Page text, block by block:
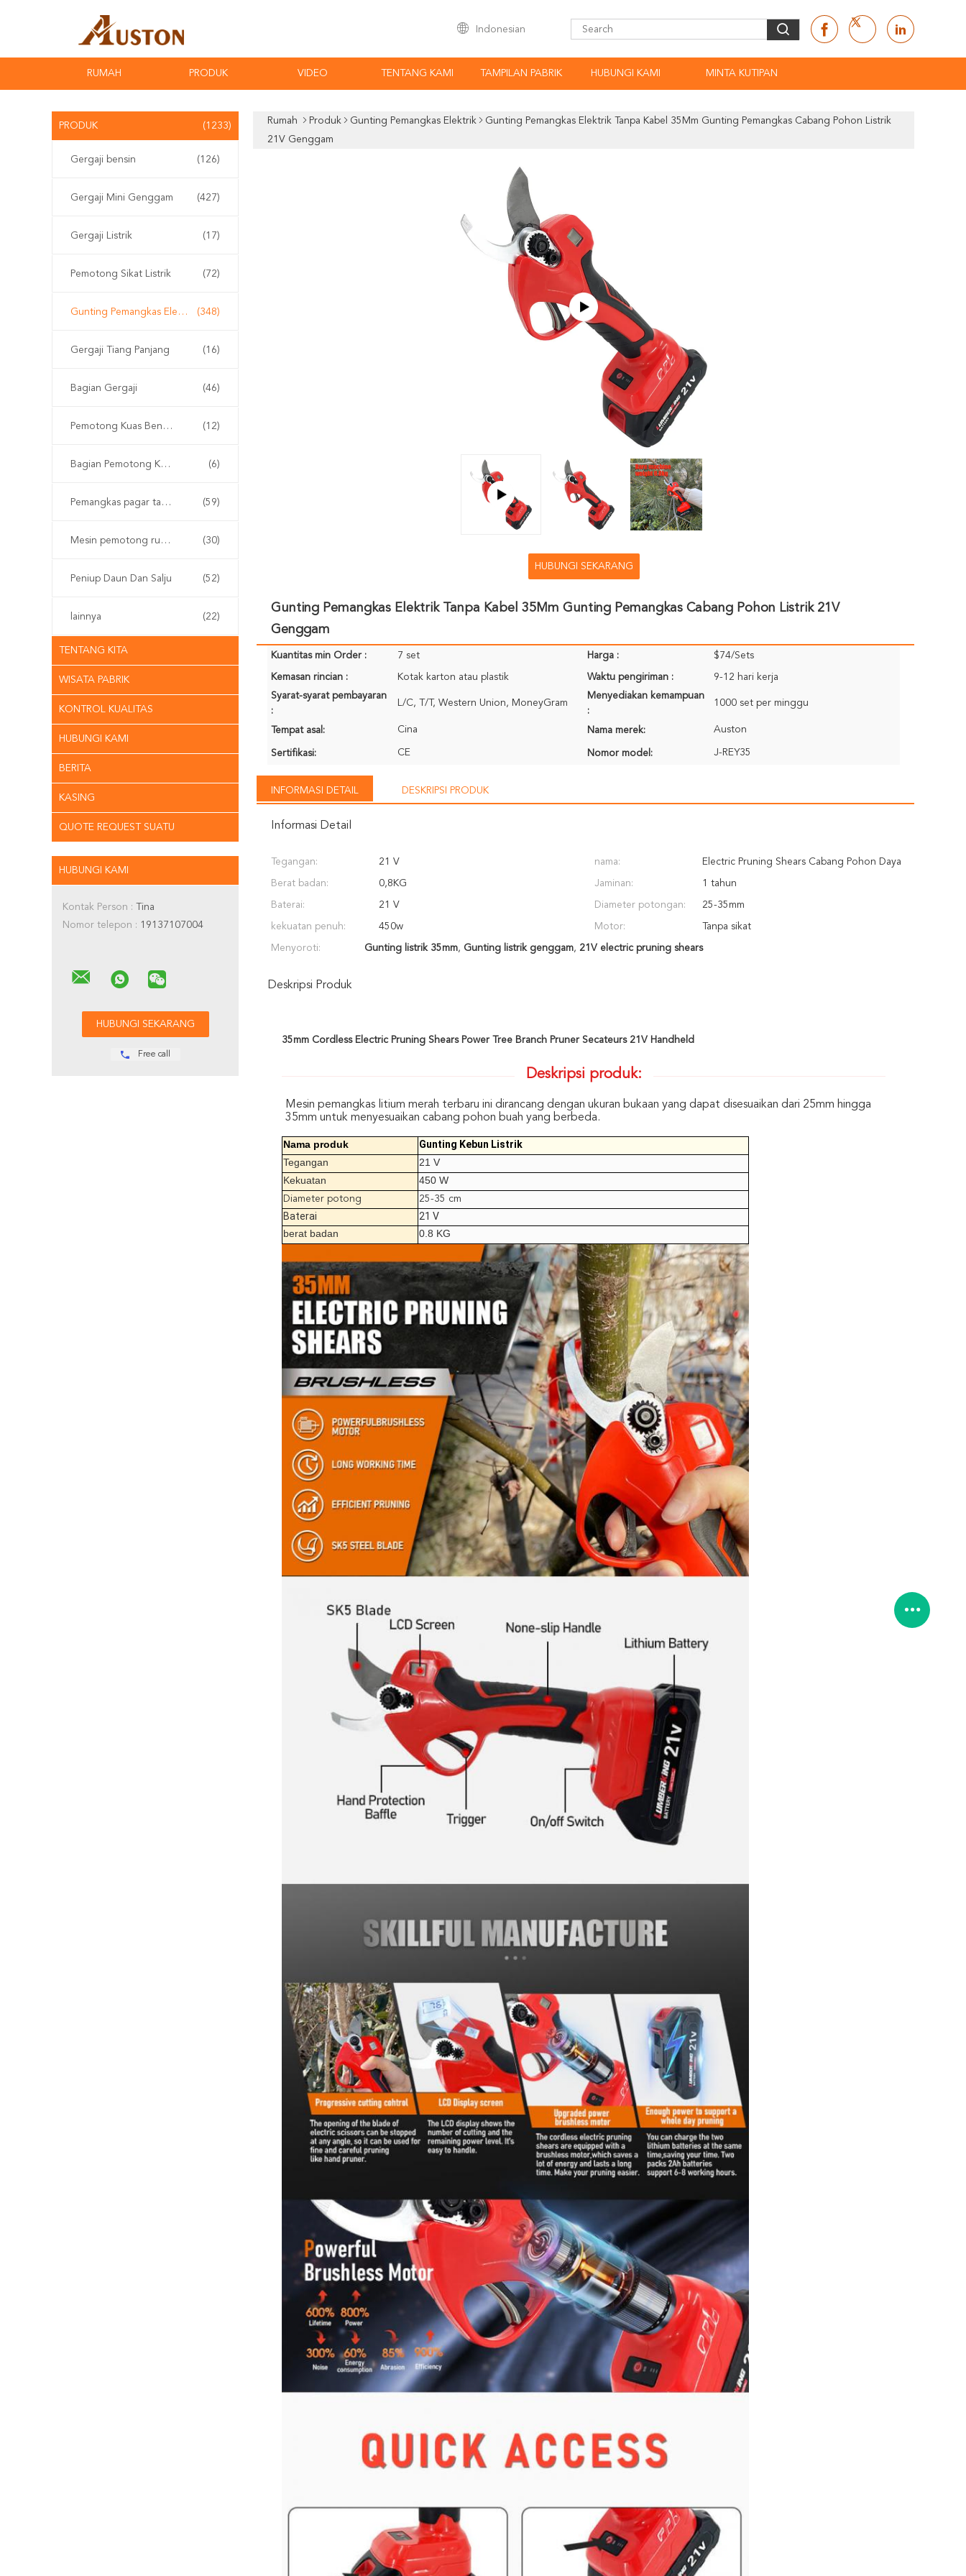
Indonesian
RUMAH PRODUK VIDEO TENTANG KAMI TAMPILAN PABRIK HUBUNGI KAMI MINTA KUTIPAN
PRODUK (1233)
Gergaji bensin (126)
Gergaji Mini Genggam (427)
Gergaji Listrik (17)
Pemotong Sikat Listrik (72)
Gunting Pemangkas Elektrik (348)
Gergaji Tiang Panjang (16)
Bagian Gergaji (46)
Pemotong Kuas Bensin (12)
Bagian Pemotong Kuas (6)
Pemangkas pagar tanpa kabel (59)
Mesin pemotong rumput (30)
Peniup Daun Dan Salju (52)
lainnya (22)
TENTANG KITA
WISATA PABRIK
KONTROL KUALITAS
HUBUNGI KAMI
BERITA
KASING
QUOTE REQUEST SUATU
HUBUNGI KAMI
Kontak Person : Tina
Nomor telepon : 19137107004
Free call
Rumah Produk Gunting Pemangkas Elektrik
Gunting Pemangkas Elektrik Tanpa Kabel 35Mm Gunting Pemangkas Cabang Pohon Listrik
21V Genggam
HUBUNGI SEKARANG
Gunting Pemangkas Elektrik Tanpa Kabel 35Mm Gunting Pemangkas Cabang Pohon Listrik 21V
Genggam
Kuantitas min Order : 7 set Harga : $74/Sets
Kemasan rincian : Kotak karton atau plastik Waktu pengiriman :
9-12 hari kerja
Syarat-syarat pembayaran
:
L/C, T/T, Western Union, MoneyGram
Menyediakan kemampuan
:
1000 set per minggu
Tempat asal: Cina Nama merek: Auston
Sertifikasi: CE Nomor model: J-REY35
INFORMASI DETAIL DESKRIPSI PRODUK
Informasi Detail
Tegangan: 21 V nama: Electric Pruning Shears Cabang Pohon Daya
Berat badan: 0,8KG Jaminan: 1 tahun
Baterai: 21 V Diameter potongan: 25-35mm
kekuatan penuh: 450w Motor: Tanpa sikat
Menyoroti: Gunting listrik 35mm, Gunting listrik genggam, 21V electric pruning shears
Deskripsi Produk
35mm Cordless Electric Pruning Shears Power Tree Branch Pruner Secateurs 21V Handheld
Deskripsi produk:
Mesin pemangkas litium merah terbaru ini dirancang dengan ukuran bukaan yang dapat disesuaikan dari 25mm hingga
35mm untuk menyesuaikan cabang pohon buah yang berbeda.
Nama produk
Gunting Kebun Listrik
Tegangan
21 V
Kekuatan
450 W
Diameter potong 25-35 cm
Baterai
21 V
berat badan
0.8 KG